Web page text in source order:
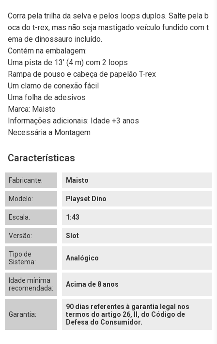
Corra pela trilha da selva e pelos loops duplos. Salte pela b
oca do t-rex, mas não seja mastigado veículo fundido com t
ema de dinossauro incluído.
Contém na embalagem:
Uma pista de 13' (4 m) com 2 loops
Rampa de pouso e cabeça de papelão T-rex
Um clamo de conexão fácil
Uma folha de adesivos
Marca: Maisto
Informações adicionais: Idade +3 anos
Necessária a Montagem
Características
Fabricante: Maisto
Modelo: Playset Dino
Escala: 1:43
Versão: Slot
Tipo de
Sistema:
Analógico
Idade mínima
recomendada:
Acima de 8 anos
Garantia:
90 dias referentes à garantia legal nos
termos do artigo 26, II, do Código de
Defesa do Consumidor.